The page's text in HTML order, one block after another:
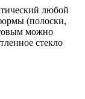
любой
(полоски,
можно
стекло